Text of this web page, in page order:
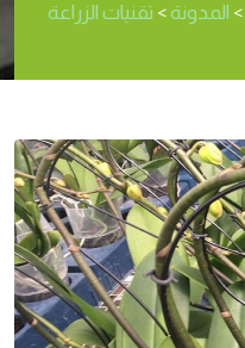
> المدونة> تقنيات الزراعة